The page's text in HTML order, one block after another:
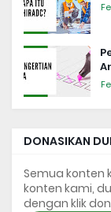
DONASIKAN
Semua konten
konten kami,
dengan klik